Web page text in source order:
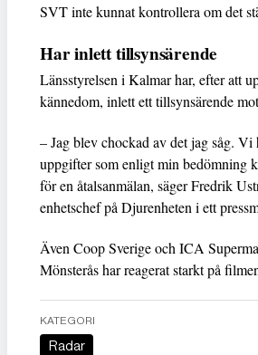
SVT inte kunnat kontrollera om det
Har inlett tillsynsärende
Länsstyrelsen i Kalmar har, efter att
kännedom, inlett ett tillsynsärende
– Jag blev chockad av det jag såg. Vi
uppgifter som enligt min bedömning
för en åtalsanmälan, säger Fredrik
enhetschef på Djurenheten i ett
Även Coop Sverige och ICA
Mönsterås har reagerat starkt på
KATEGORI
Radar